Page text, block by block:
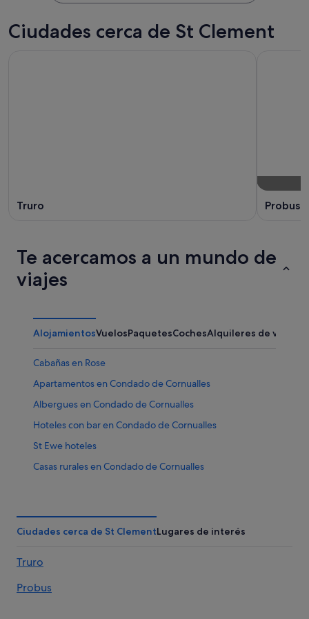
Ciudades cerca de St Clement
Truro Probus
Te acercamos a un mundo de
viajes
AlojamientosVuelosPaquetesCochesAlquileres de
Cabañas en Rose
Apartamentos en Condado de Cornualles
Albergues en Condado de Cornualles
Hoteles con bar en Condado de Cornualles
St Ewe hoteles
Casas rurales en Condado de Cornualles
Truro hoteles
Penryn hoteles
Hoteles con spa en Condado de Cornualles
Ciudades cerca de St ClementLugares de interés
Truro
Probus